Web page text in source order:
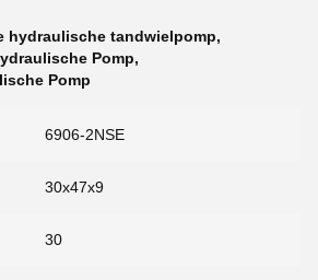
hydraulische tandwielpomp,
Pomp,
Pomp
6906-2NSE
30x47x9
30